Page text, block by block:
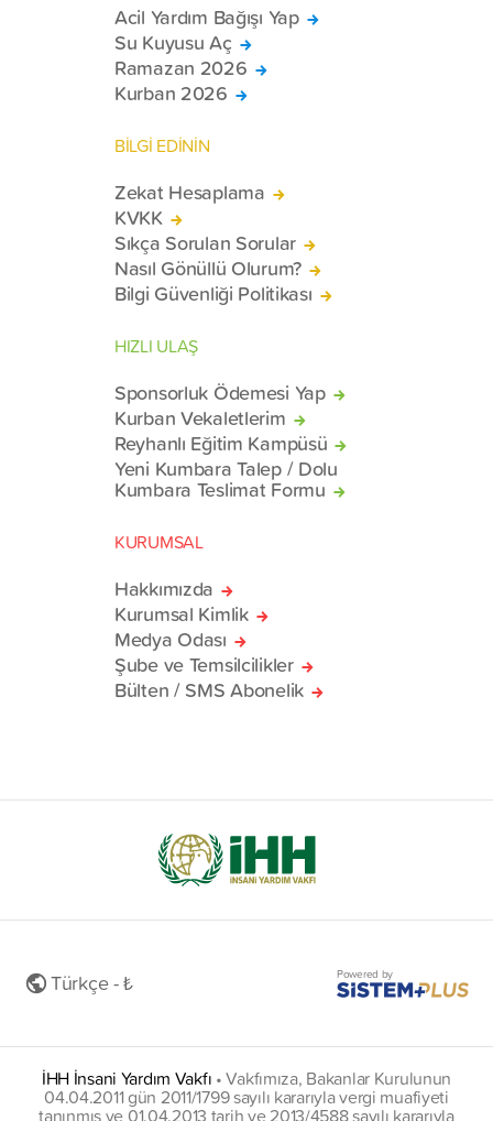
Acil Yardım Bağışı Yap
Su Kuyusu Aç
Ramazan 2026
Kurban 2026
BİLGİ EDİNİN
Zekat Hesaplama
KVKK
Sıkça Sorulan Sorular
Nasıl Gönüllü Olurum?
Bilgi Güvenliği Politikası
HIZLI ULAŞ
Sponsorluk Ödemesi Yap
Kurban Vekaletlerim
Reyhanlı Eğitim Kampüsü
Yeni Kumbara Talep / Dolu
Kumbara Teslimat Formu
KURUMSAL
Hakkımızda
Kurumsal Kimlik
Medya Odası
Şube ve Temsilcilikler
Bülten / SMS Abonelik
Türkçe - ₺ Powered by
İHH İnsani Yardım Vakfı •Vakfımıza, Bakanlar Kurulunun
04.04.2011 gün 2011/1799 sayılı kararıyla vergi muafiyeti
tanınmış ve 01.04.2013 tarih ve 2013/4588 sayılı kararıyla